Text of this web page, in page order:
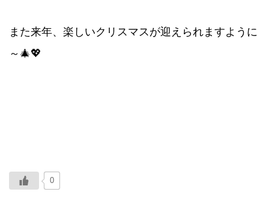
また来年、楽しいクリスマスが迎えられますように
～🎄💖
0